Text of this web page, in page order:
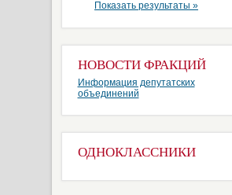
Показать результаты »
НОВОСТИ ФРАКЦИЙ
Информация депутатских
объединений
ОДНОКЛАССНИКИ